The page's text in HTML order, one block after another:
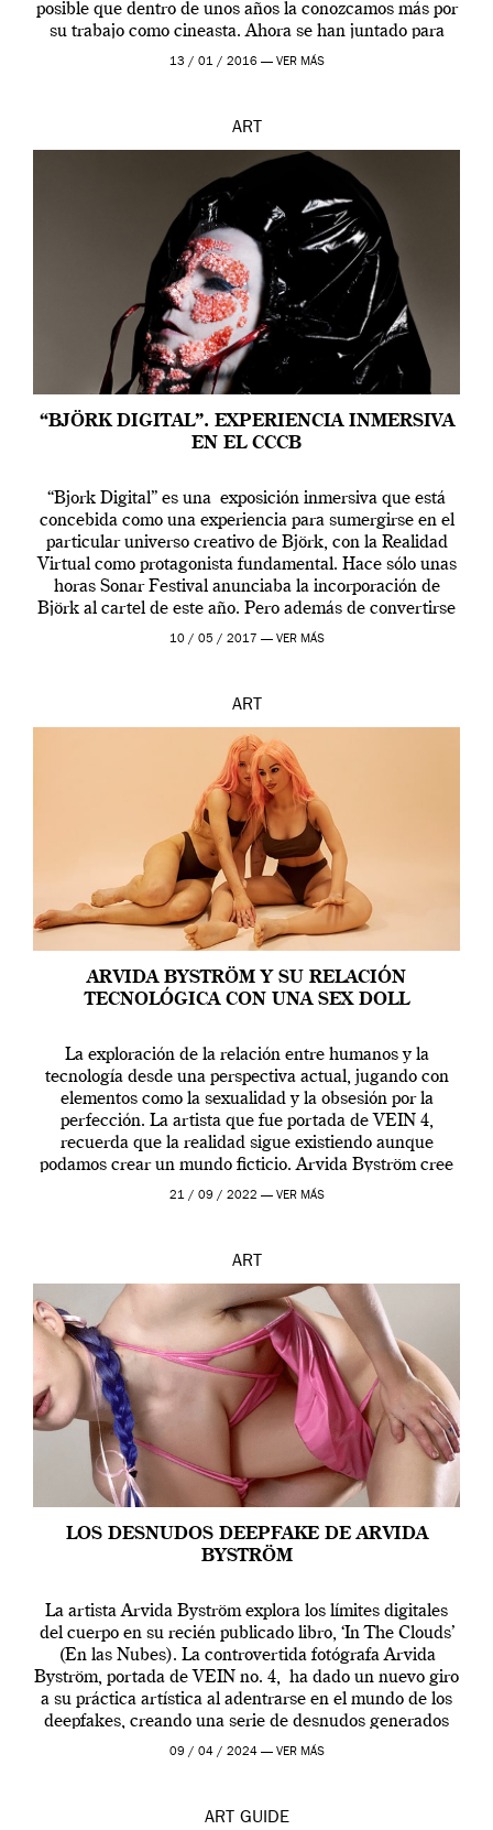
posible que dentro de unos años la conozcamos más por
su trabajo como cineasta. Ahora se han juntado para
contarnos una […]
13 / 01 / 2016 — VER MÁS
ART
“BJÖRK DIGITAL”. EXPERIENCIA INMERSIVA
EN EL CCCB
“Bjork Digital” es una exposición inmersiva que está
concebida como una experiencia para sumergirse en el
particular universo creativo de Björk, con la Realidad
Virtual como protagonista fundamental. Hace sólo unas
horas Sonar Festival anunciaba la incorporación de
Björk al cartel de este año. Pero además de convertirse
en una de las actuaciones más relevantes […]
10 / 05 / 2017 — VER MÁS
ART
ARVIDA BYSTRÖM Y SU RELACIÓN
TECNOLÓGICA CON UNA SEX DOLL
La exploración de la relación entre humanos y la
tecnología desde una perspectiva actual, jugando con
elementos como la sexualidad y la obsesión por la
perfección. La artista que fue portada de VEIN 4,
recuerda que la realidad sigue existiendo aunque
podamos crear un mundo ficticio. Arvida Byström cree
que los humanos tienen un complejo […]
21 / 09 / 2022 — VER MÁS
ART
LOS DESNUDOS DEEPFAKE DE ARVIDA
BYSTRÖM
La artista Arvida Byström explora los límites digitales
del cuerpo en su recién publicado libro, ‘In The Clouds’
(En las Nubes). La controvertida fotógrafa Arvida
Byström, portada de VEIN no. 4, ha dado un nuevo giro
a su práctica artística al adentrarse en el mundo de los
deepfakes, creando una serie de desnudos generados
por […]
09 / 04 / 2024 — VER MÁS
ART GUIDE